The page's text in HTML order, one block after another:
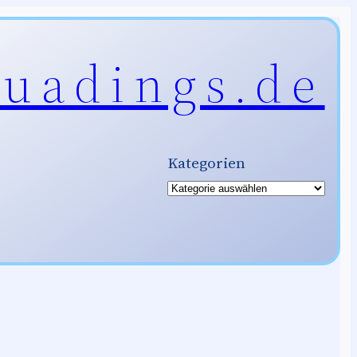
Kategorien